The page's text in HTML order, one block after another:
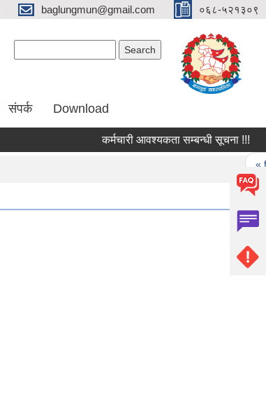
baglungmun@gmail.com ०६८-५२१३०९
संपर्क Download
कर्मचारी आवश्यकता सम्बन्धी सूचना !!!
« first